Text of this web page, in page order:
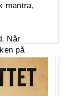
mantra,
Når
på
ærlig,